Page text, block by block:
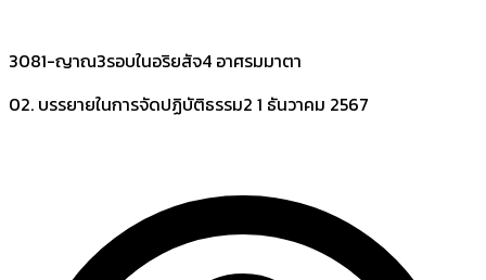
3081-ญาณ3รอบในอริยสัจ4 อาศรมมาตา
02. บรรยายในการจัดปฏิบัติธรรม2 1 ธันวาคม 2567